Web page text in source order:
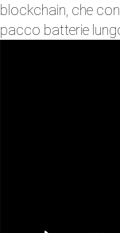
blockchain, che
pacco batterie